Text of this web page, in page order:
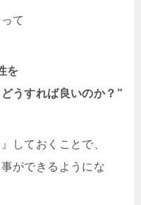
て
を
うすれば良いのか？”
しておくことで、
ができるようにな